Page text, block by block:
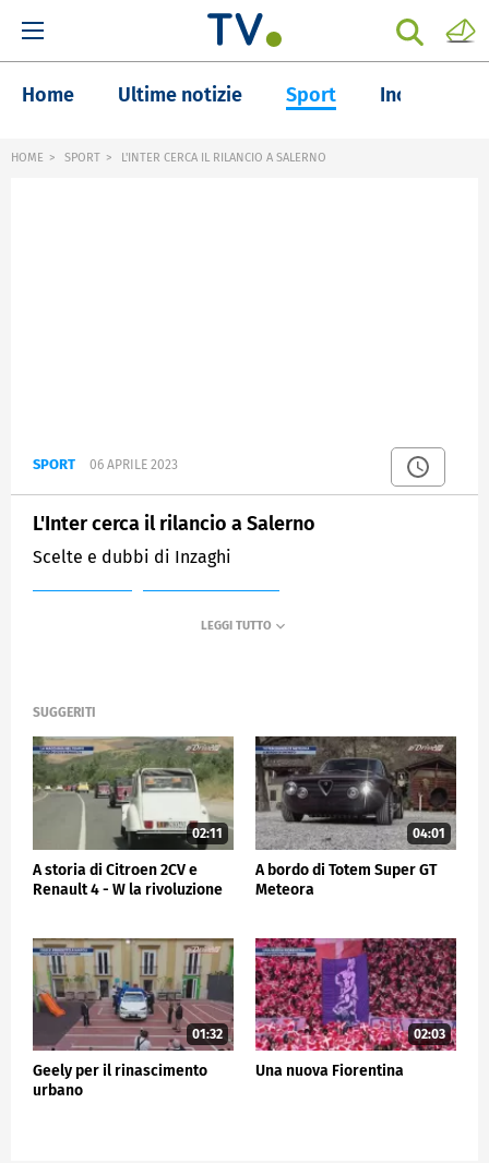
Home Ultime notizie Sport Inchieste
HOME SPORT L'INTER CERCA IL RILANCIO A SALERNO
SPORT 06 APRILE 2023
L'Inter cerca il rilancio a Salerno
Scelte e dubbi di Inzaghi
SUGGERITI
02:11
A storia di Citroen 2CV e
Renault 4 - W la rivoluzione
04:01
A bordo di Totem Super GT
Meteora
01:32
Geely per il rinascimento
urbano
02:03
Una nuova Fiorentina